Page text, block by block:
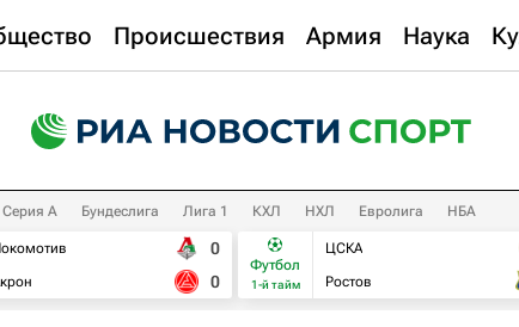
Происшествия Армия Наука
Серия А Бундеслига Лига 1 КХЛ НХЛ Евролига НБА
0
0
Футбол
1-й тайм
ЦСКА
Ростов